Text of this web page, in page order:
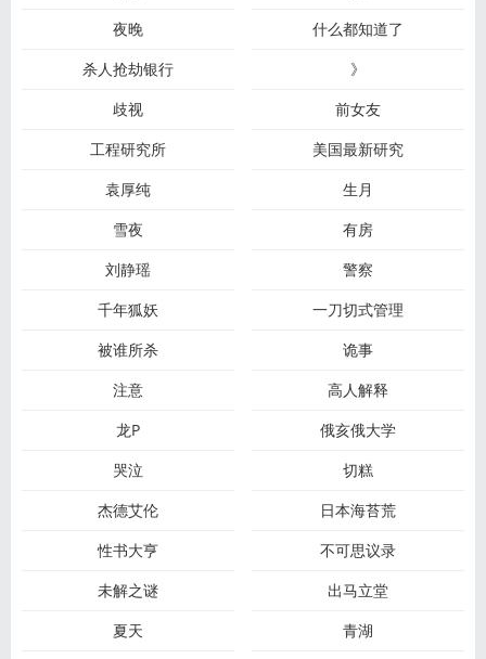
夜晚
什么都知道了
杀人抢劫银行
》
歧视
前女友
工程研究所
美国最新研究
袁厚纯
生月
雪夜
有房
刘静瑶
警察
千年狐妖
一刀切式管理
被谁所杀
诡事
注意
高人解释
龙P
俄亥俄大学
哭泣
切糕
杰德艾伦
日本海苔荒
性书大亨
不可思议录
未解之谜
出马立堂
夏天
青湖